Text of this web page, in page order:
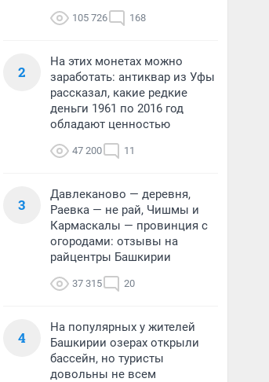
105 726 168
2
На этих монетах можно
заработать: антиквар из Уфы
рассказал, какие редкие
деньги 1961 по 2016 год
обладают ценностью
47 200 11
3
Давлеканово — деревня,
Раевка — не рай, Чишмы и
Кармаскалы — провинция с
огородами: отзывы на
райцентры Башкирии
37 315 20
4
На популярных у жителей
Башкирии озерах открыли
бассейн, но туристы
довольны не всем